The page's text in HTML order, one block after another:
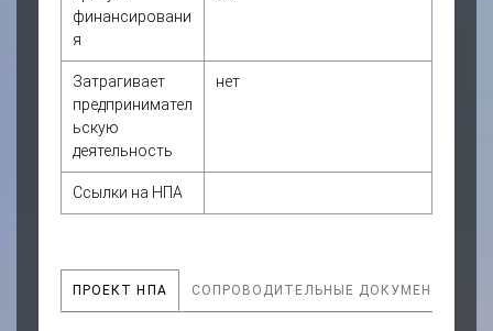
Описательная часть
стекол передних дверей
финансировани
я
Затрагивает
предпринимател
ьскую
деятельность
нет
Ссылки на НПА
ПРОЕКТ НПА СОПРОВОДИТЕЛЬНЫЕ ДОКУМЕНТЫ